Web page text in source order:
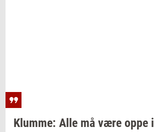
Klum­me: Alle må være oppe i